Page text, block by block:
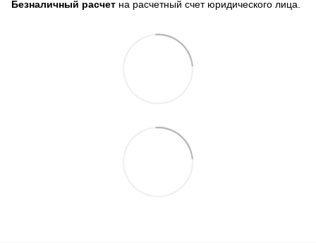
Безналичный расчет на расчетный счет юридического лица.